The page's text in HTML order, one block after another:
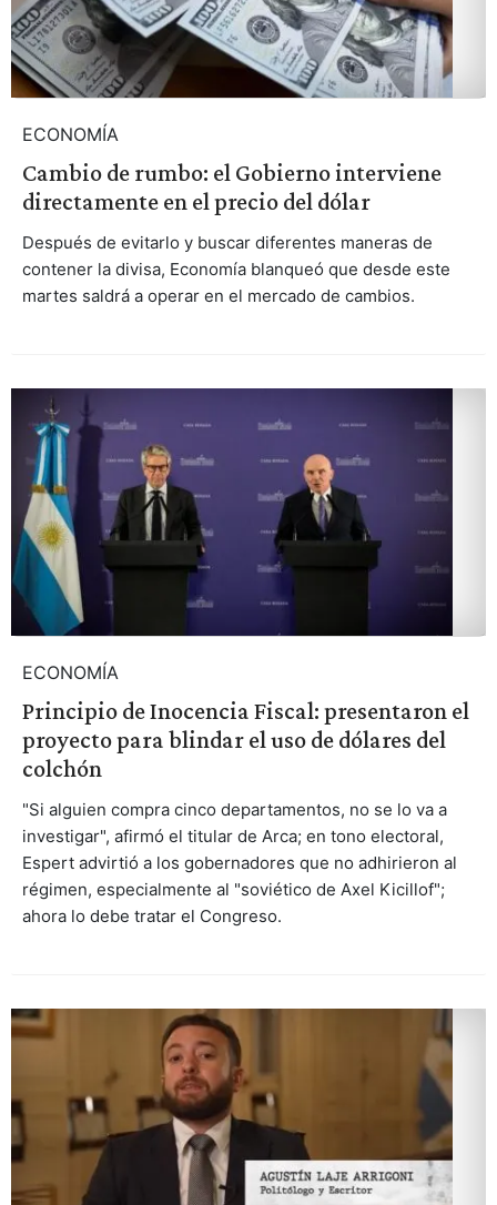
ECONOMÍA
Cambio de rumbo: el Gobierno interviene
directamente en el precio del dólar
Después de evitarlo y buscar diferentes maneras de
contener la divisa, Economía blanqueó que desde este
martes saldrá a operar en el mercado de cambios.
ECONOMÍA
Principio de Inocencia Fiscal: presentaron el
proyecto para blindar el uso de dólares del
colchón
"Si alguien compra cinco departamentos, no se lo va a
investigar", afirmó el titular de Arca; en tono electoral,
Espert advirtió a los gobernadores que no adhirieron al
régimen, especialmente al "soviético de Axel Kicillof";
ahora lo debe tratar el Congreso.